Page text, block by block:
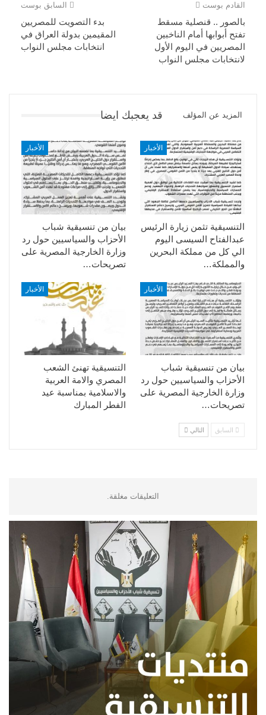
السابق بوست
بدء التصويت للمصريين
المقيمين بدولة العراق في
انتخابات مجلس النواب
القادم بوست
بالصور .. قنصلية مسقط
تفتح أبوابها أمام الناخبين
المصريين في اليوم الأول
لانتخابات مجلس النواب
قد يعجبك ايضا المزيد عن المؤلف
الأخبار
بيان من تنسيقية شباب
الأحزاب والسياسيين حول رد
وزارة الخارجية المصرية على
تصريحات…
الأخبار
التنسيقية تثمن زيارة الرئيس
عبدالفتاح السيسى اليوم
الي كل من مملكة البحرين
والمملكة…
الأخبار
التنسيقية تهنئ الشعب
المصري والامة العربية
والاسلامية بمناسبة عيد
الفطر المبارك
الأخبار
بيان من تنسيقية شباب
الأحزاب والسياسيين حول رد
وزارة الخارجية المصرية على
تصريحات…
السابق التالي
التعليقات مغلقة.